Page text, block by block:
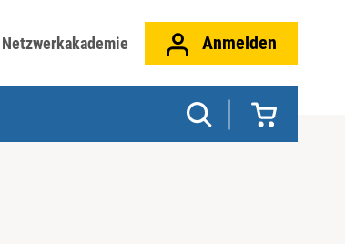
Netzwerkakademie Anmelden